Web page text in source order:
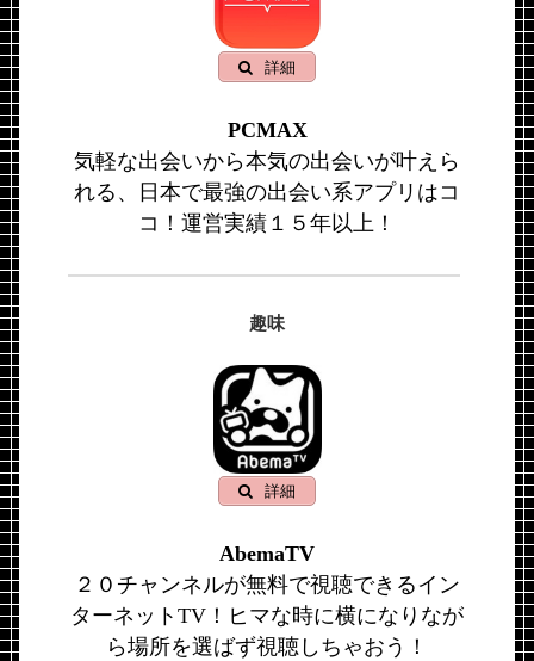
詳細
PCMAX
気軽な出会いから本気の出会いが叶えら
れる、日本で最強の出会い系アプリはコ
コ！運営実績１５年以上！
趣味
詳細
AbemaTV
２０チャンネルが無料で視聴できるイン
ターネットTV！ヒマな時に横になりなが
ら場所を選ばず視聴しちゃおう！